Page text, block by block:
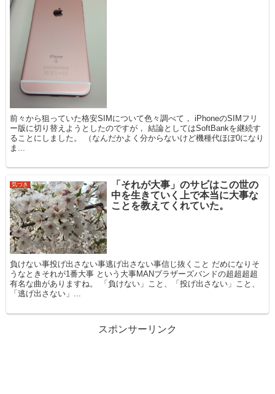
前々から狙っていた格安SIMについて色々調べて， iPhoneのSIMフリ
ー版に切り替えようとしたのですが， 結論としてはSoftBankを継続す
ることにしました。 （なんだかよく分からないけど機種代ほぼ0になり
ま...
気づき
「それが大事」のサビはこの世の
中を生きていく上で本当に大事な
ことを教えてくれていた。
負けない事投げ出さない事逃げ出さない事信じ抜くこと だめになりそ
うなときそれが1番大事 という大事MANブラザーズバンドの超超超超
有名な曲がありますね。 「負けない」こと、「投げ出さない」こと、
「逃げ出さない」...
スポンサーリンク